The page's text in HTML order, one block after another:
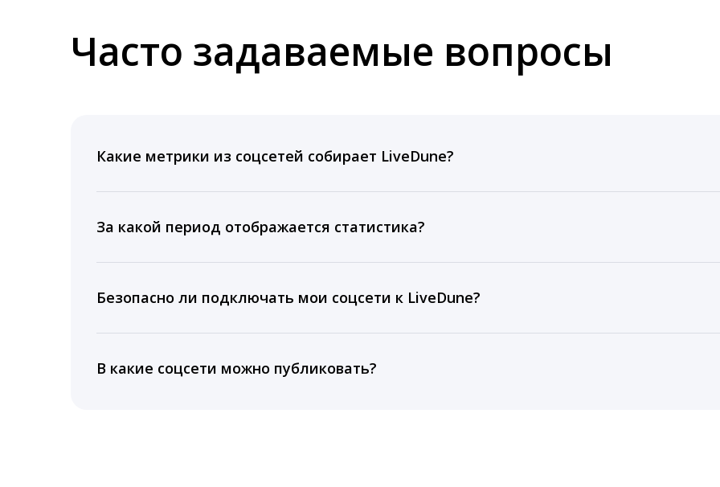
Часто задаваемые вопросы
Какие метрики из соцсетей собирает LiveDune?
время для публикации, показываем лучшие посты и присылаем автоматические отчеты с
За какой период отображается статистика?
подключении тарифа Блогер. При оплате тарифа Бизнес отображаются сведения за 3 года, а
5 лет.
Безопасно ли подключать мои соцсети к LiveDune?
информацию третьим лицам.
В какие соцсети можно публиковать?